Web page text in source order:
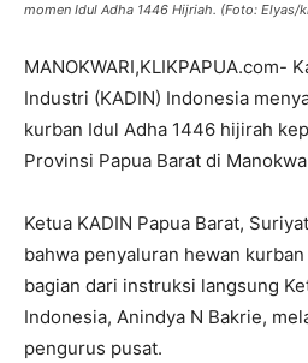
momen Idul Adha 1446 Hijriah. (Foto: Elyas/
MANOKWARI,KLIKPAPUA.com-
Industri (KADIN) Indonesia
kurban Idul Adha 1446 hijirah
Provinsi Papua Barat di
Ketua KADIN Papua Barat,
bahwa penyaluran hewan
bagian dari instruksi langsung
Indonesia, Anindya N Bakrie,
pengurus pusat.